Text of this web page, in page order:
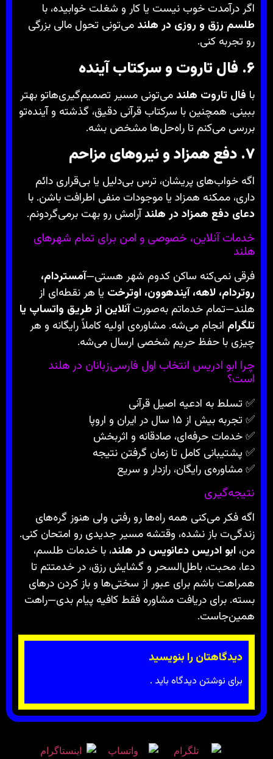
اگر درآمدت خوب نیست یا کار و شغلت خوابیده، با
طلسم رزق و روزی در هلند می‌تونی تحول مالی بزرگی
رو تجربه کنی.
۶. فال تاروت و سرکتاب آینده
با فال تاروت هلند می‌تونی مسیر تصمیم‌گیری‌هاتو بهتر
ببینی. همچنین با سرکتاب قرآنی دقیق، گذشته و آینده‌تو
بررسی می‌کنم تا راه‌حل‌ها مشخص بشه.
۷. دفع همزاد و نیروهای مزاحم
اگه خواب‌های پریشان، ترس بی‌دلیل یا بی‌قراری دائم
داری، ممکنه همزاد یا موجودات منفی اطرافت باشن. با
دعای دفع همزاد در هلندآرامش رو بهت برمی‌گردونم.
خدمات آنلاین، خصوصی و امن برای تمام شهرهای
هلند
فرقی نمی‌کنه ساکن کدوم شهر هستی—آمستردام،
روتردام، لاهه، آیندهوون، اوترخت یا هر نقطه‌ای از
هلند—تمام خدماتم به‌صورتآنلاین از طریق واتساپ یا
تلگرام انجام می‌شه. مشاوره‌ی اولیه کاملاً رایگانه و هر
چیزی با حفظ حریم شخصی ارسال می‌شه.
چرا ابو ادریس انتخاب اول فارسی‌زبانان در هلند
است؟
✅ تسلط به ادعیه اصیل قرآنی
✅ تجربه بیش از ۱۵ سال در ایران و اروپا
✅ خدمات حرفه‌ای، صادقانه و اثربخش
✅ پشتیبانی کامل تا زمان گرفتن نتیجه
✅ مشاوره‌ی رایگان، رازدار و سریع
نتیجه‌گیری
اگه فکر می‌کنی همه راه‌ها رو رفتی ولی هنوز گره‌های
زندگی‌ت باز نشده، وقتشه مسیر جدیدی رو امتحان کنی.
من، ابو ادریس دعانویس در هلند، با خدمات طلسم،
دعا، محبت، باطل‌السحر و گشایش رزق، در خدمتتم تا
همراهت باشم برای عبور از سختی‌ها و باز کردن درهای
بسته. برای دریافت مشاوره فقط کافیه پیام بدی—راهت
همین‌جاست.
دیدگاهتان را بنویسید
برای نوشتن دیدگاه باید .